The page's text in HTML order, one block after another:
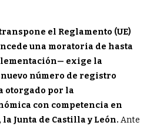
el Reglamento (UE)
una moratoria de hasta
exige la
número de registro
otorgado por la
con competencia en
la Junta de Castilla y León.Ante